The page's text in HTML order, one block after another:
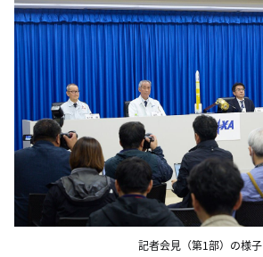
記者会見（第1部）の様子